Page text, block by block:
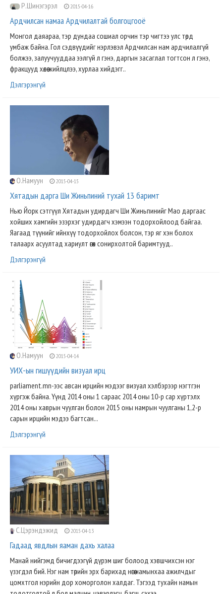
Р.Шинэгэрэл 2015-04-16
Ардчилсан намаа Ардчилалтай болгоцгооё
Монгол даяараа, тэр дундаа сошиал орчин тэр чигтээ улс төрд
умбаж байна. Гол сэдвүүдийг нэрлэвэл Ардчилсан нам ардчилалгүй
болжээ, залуучууддаа ээлгүй л гэнэ, даргын засаглал тогтсон л гэнэ,
фракцууд хөлөө жийлцлээ, хурлаа хийдэгг..
Дэлгэрэнгүй
О.Намуун 2015-04-15
Хятадын дарга Ши Жиньпиний тухай 13 баримт
Нью Йорк сэтгүүл Хятадын удирдагч Ши Жиньпинийг Мао даргаас
хойших хамгийн эзэрхэг удирдагч хэмээн тодорхойлоод байгаа.
Яагаад түүнийг ийнхүү тодорхойлох болсон, тэр яг хэн болох
талаарх асуултад хариулт өгөх сонирхолтой баримтууд..
Дэлгэрэнгүй
О.Намуун 2015-04-14
УИХ-ын гишүүдийн визуал ирц
parliament.mn-ээс авсан ирцийн мэдээг визуал хэлбэрээр нэгтгэн
хүргэж байна. Үүнд 2014 оны 1 сараас 2014 оны 10-р сар хүртэлх
2014 оны хаврын чуулган болон 2015 оны намрын чуулганы 1,2-р
сарын ирцийн мэдээ багтсан...
Дэлгэрэнгүй
С.Цэрэндэжид 2015-04-13
Гадаад явдлын яаман дахь халаа
Манай нийгэмд бичигдээгүй дүрэм шиг болоод хэвшчихсэн нэг
үзэгдэл бий. Нэг нам төрийн эрх барихад нөгөө намынхаа ажилчдыг
цомхтгол нэрийн дор хоморголон халдаг. Тэгээд тухайн намын